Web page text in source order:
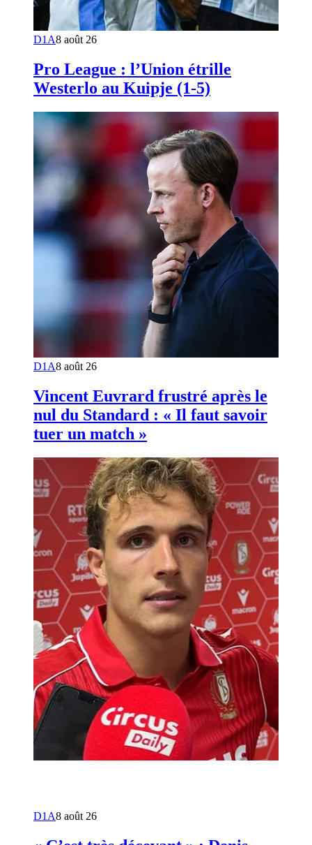
D1A8 août 26
Pro League : l’Union étrille
Westerlo au Kuipje (1-5)
D1A8 août 26
Vincent Euvrard frustré après le
nul du Standard : « Il faut savoir
tuer un match »
D1A8 août 26